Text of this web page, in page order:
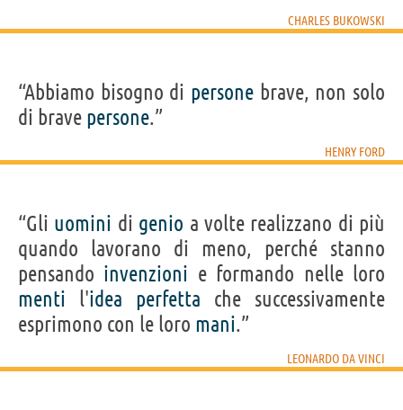
CHARLES BUKOWSKI
“Abbiamo bisogno di persone brave, non solo
di brave persone.”
HENRY FORD
“Gli uomini di genio a volte realizzano di più
quando lavorano di meno, perché stanno
pensando invenzioni e formando nelle loro
menti l'idea perfetta che successivamente
esprimono con le loro mani.”
LEONARDO DA VINCI